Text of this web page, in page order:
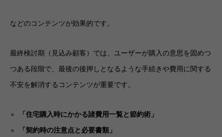
などのコンテンツが効果的です。
最終検討期（見込み顧客）では、ユーザーが購入の意思を固めつ
つある段階で、最後の後押しとなるような手続きや費用に関する
不安を解消するコンテンツが重要です。
「住宅購入時にかかる諸費用一覧と節約術」
「契約時の注意点と必要書類」